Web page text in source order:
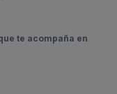
te acompaña en